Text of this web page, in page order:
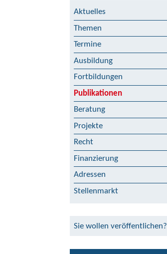
Aktuelles
Themen
Termine
Ausbildung
Fortbildungen
Publikationen
Beratung
Projekte
Recht
Finanzierung
Adressen
Stellenmarkt
Sie wollen veröffentlichen?